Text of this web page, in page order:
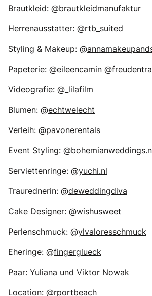
Brautkleid: @brautkleidmanufaktur
Herrenausstatter: @rtb_suited
Styling & Makeup: @
Papeterie: @eileencamin @
Videografie: @ _lilafilm
Blumen: @echtwelecht
Verleih: @pavonerentals
Event Styling: @
Serviettenringe: @yuchi.nl
Traurednerin: @deweddingdiva
Cake Designer: @wishusweet
Perlenschmuck: @ylvaloresschmuck
Eheringe: @fingerglueck
Paar: Yuliana und Viktor Nowak
Location: @rportbeach